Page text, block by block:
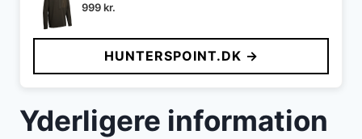
999kr.
HUNTERSPOINT.DK →
Yderligere information